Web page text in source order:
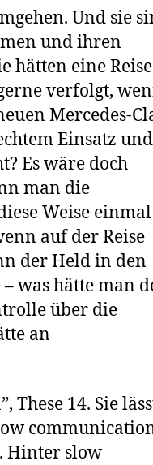
Und sie
und ihren
hätten eine
verfolgt,
Mercedes-
Einsatz und
Es wäre doch
man die
Weise
auf der Reise
der Held in den
was hätte man
über die
an
These 14. Sie
Hinter slow